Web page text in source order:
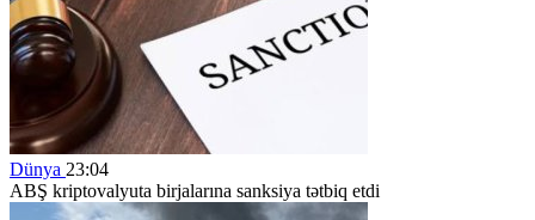
Dünya 23:04
ABŞ kriptovalyuta birjalarına sanksiya tətbiq etdi